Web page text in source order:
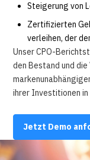
Steigerung von
Zertifizierten
verleihen, der
Unser CPO-
den Bestand und
ihrer Investitionen in
Jetzt Demo